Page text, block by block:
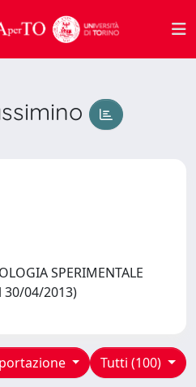
SPERIMENTALE
04/2013)
Tutti (100)